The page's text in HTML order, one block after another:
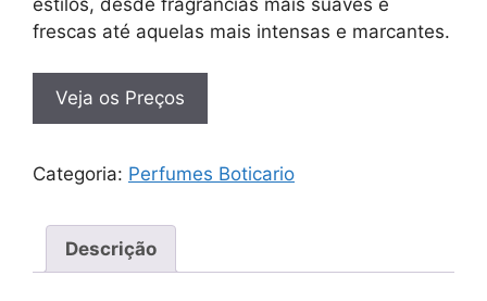
frescas até aquelas mais intensas e marcantes.
Veja os Preços
Categoria: Perfumes Boticario
Descrição